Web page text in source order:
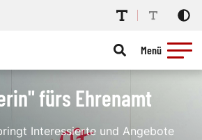
Menü
fürs Ehrenamt
Interessierte und Angebote